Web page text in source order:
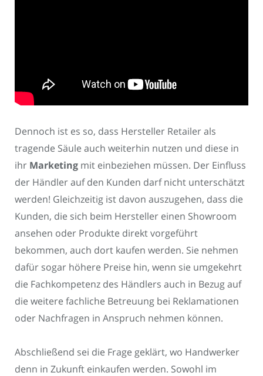
Dennoch ist es so, dass Hersteller Retailer als
tragende Säule auch weiterhin nutzen und diese in
ihr Marketing mit einbeziehen müssen. Der Einfluss
der Händler auf den Kunden darf nicht unterschätzt
werden! Gleichzeitig ist davon auszugehen, dass die
Kunden, die sich beim Hersteller einen Showroom
ansehen oder Produkte direkt vorgeführt
bekommen, auch dort kaufen werden. Sie nehmen
dafür sogar höhere Preise hin, wenn sie umgekehrt
die Fachkompetenz des Händlers auch in Bezug auf
die weitere fachliche Betreuung bei Reklamationen
oder Nachfragen in Anspruch nehmen können.
Abschließend sei die Frage geklärt, wo Handwerker
denn in Zukunft einkaufen werden. Sowohl im